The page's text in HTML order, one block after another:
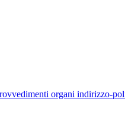
organi indirizzo-